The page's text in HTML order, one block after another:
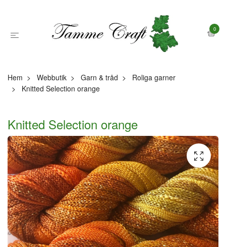
0
Hem Webbutik Garn & tråd
Roliga garner
Knitted Selection orange
Knitted Selection orange